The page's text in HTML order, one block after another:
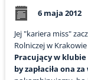
6 maja 2012
Jej "kariera miss"
Rolniczej w
Pracujący w
by zapłaciła ona